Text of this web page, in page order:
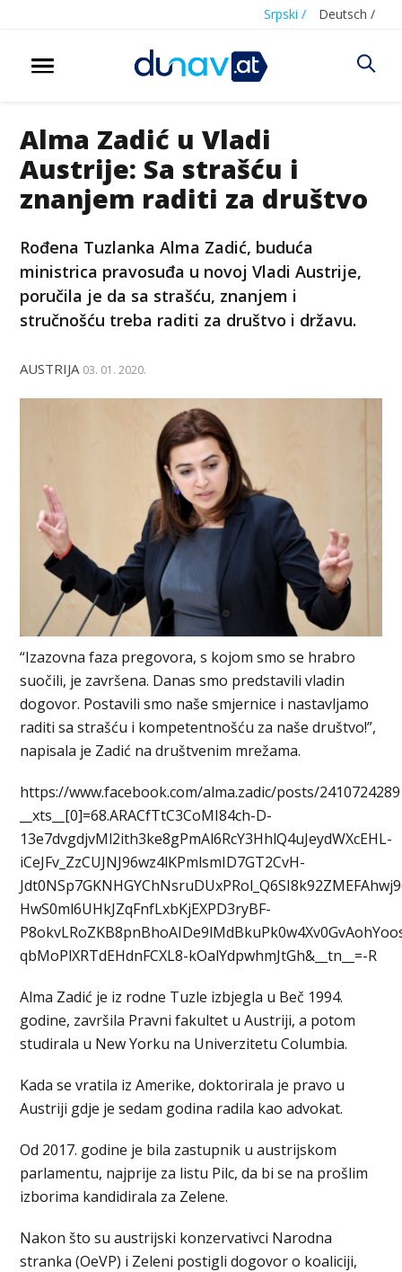
Srpski / Deutsch /
Alma Zadić u Vladi
Austrije: Sa strašću i
znanjem raditi za društvo
Rođena Tuzlanka Alma Zadić, buduća
ministrica pravosuđa u novoj Vladi Austrije,
poručila je da sa strašću, znanjem i
stručnošću treba raditi za društvo i državu.
AUSTRIJA 03. 01. 2020.
“Izazovna faza pregovora, s kojom smo se hrabro
suočili, je završena. Danas smo predstavili vladin
dogovor. Postavili smo naše smjernice i nastavljamo
raditi sa strašću i kompetentnošću za naše društvo!”,
napisala je Zadić na društvenim mrežama.
https://www.facebook.com/alma.zadic/posts/
__xts__[0]=68.ARACfTtC3CoMI84ch-D-
13e7dvgdjvMl2ith3ke8gPmAl6RcY3HhlQ4uJeydWXcEHL-
iCeJFv_ZzCUJNJ96wz4lKPmlsmID7GT2CvH-
HwS0ml6UHkJZqFnfLxbKjEXPD3ryBF-
qbMoPlXRTdEHdnFCXL8-kOalYdpwhmJtGh&__tn__=-R
Alma Zadić je iz rodne Tuzle izbjegla u Beč 1994.
godine, završila Pravni fakultet u Austriji, a potom
studirala u New Yorku na Univerzitetu Columbia.
Kada se vratila iz Amerike, doktorirala je pravo u
Austriji gdje je sedam godina radila kao advokat.
Od 2017. godine je bila zastupnik u austrijskom
parlamentu, najprije za listu Pilc, da bi se na prošlim
izborima kandidirala za Zelene.
Nakon što su austrijski konzervativci Narodna
stranka (OeVP) i Zeleni postigli dogovor o koaliciji,